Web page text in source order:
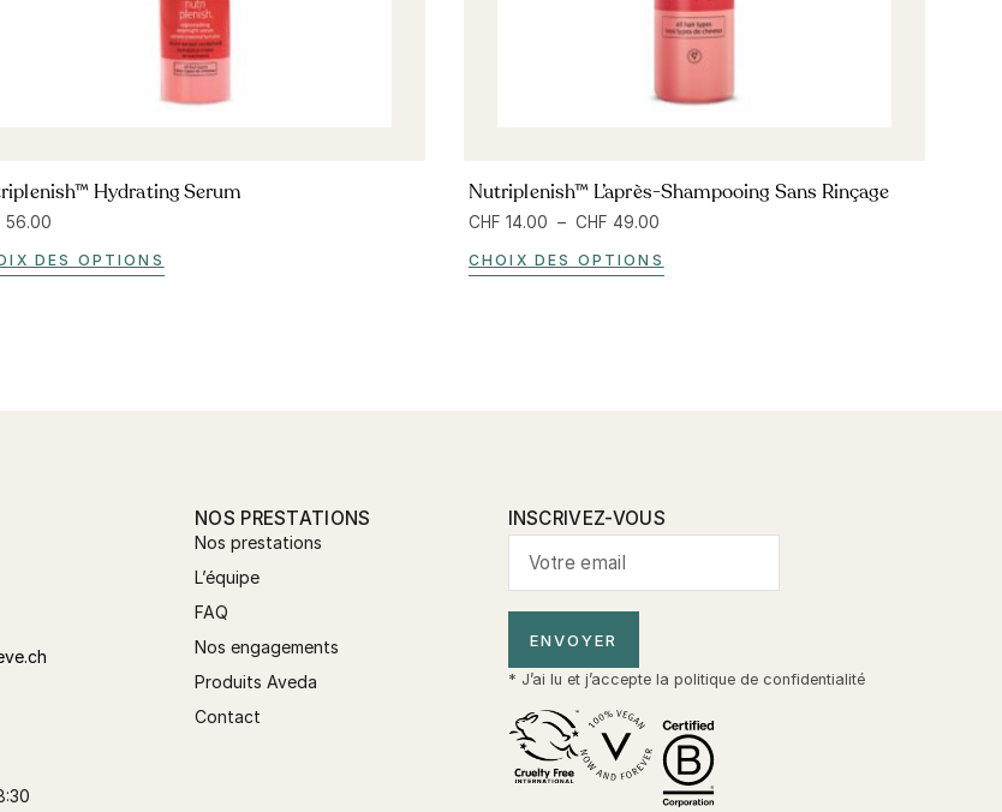
Hydrating Serum
56.00
DES OPTIONS
Nutriplenish™ L’après-Shampooing Sans Rinçage
CHF 14.00 – CHF 49.00
CHOIX DES OPTIONS
NOS PRESTATIONS
Nos prestations
L’équipe
FAQ
Nos engagements
Produits Aveda
Contact
INSCRIVEZ-VOUS
ENVOYER
* J’ai lu et j’accepte la politique de confidentialité